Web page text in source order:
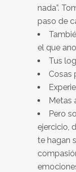
nada”.
paso de
el que
Tus
Cosas
Metas
Pero
ejercicio,
te hagan